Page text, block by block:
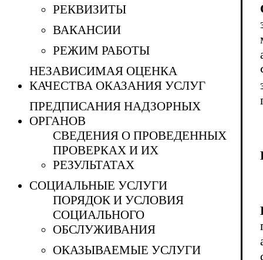
РЕКВИЗИТЫ
ВАКАНСИИ
РЕЖИМ РАБОТЫ
НЕЗАВИСИМАЯ ОЦЕНКА
КАЧЕСТВА ОКАЗАНИЯ УСЛУГ
ПРЕДПИСАНИЯ НАДЗОРНЫХ
ОРГАНОВ
СВЕДЕНИЯ О ПРОВЕДЕННЫХ
ПРОВЕРКАХ И ИХ
РЕЗУЛЬТАТАХ
СОЦИАЛЬНЫЕ УСЛУГИ
ПОРЯДОК И УСЛОВИЯ
СОЦИАЛЬНОГО
ОБСЛУЖИВАНИЯ
ОКАЗЫВАЕМЫЕ УСЛУГИ